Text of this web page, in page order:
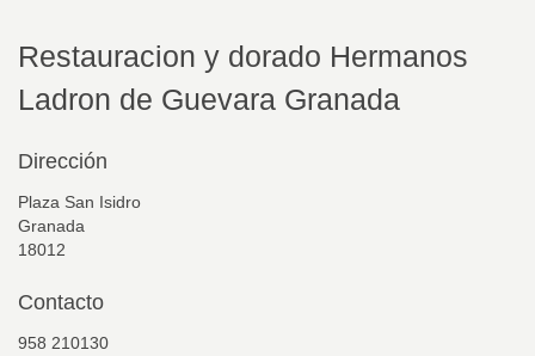
Restauracion y dorado Hermanos
Ladron de Guevara Granada
Dirección
Plaza San Isidro
Granada
18012
Contacto
958 210130